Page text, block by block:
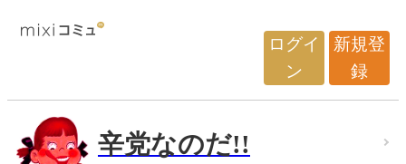
ログイ
ン
新規登
録
辛党なのだ!!